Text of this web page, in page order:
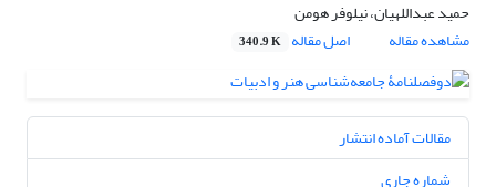
حمید عبداللهیان، نیلوفر هومن
مشاهده مقاله
اصل مقاله 340.9 K
مقالات آماده انتشار
شماره جاری